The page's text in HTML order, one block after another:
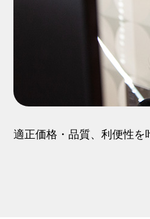
適正価格・品質、利便性を